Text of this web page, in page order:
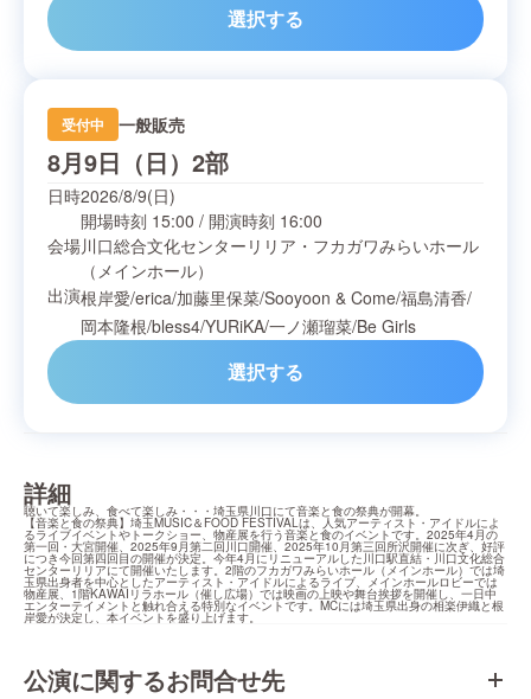
選択する
受付中 一般販売
8月9日（日）2部
日時2026/8/9(日)
開場時刻 15:00 / 開演時刻 16:00
会場川口総合文化センターリリア・フカガワみらいホール
（メインホール）
出演根岸愛/erica/加藤里保菜/Sooyoon & Come/福島清香/
岡本隆根/bless4/YURiKA/一ノ瀬瑠菜/Be Girls
選択する
詳細
聴いて楽しみ、食べて楽しみ・・・埼玉県川口にて音楽と食の祭典が開幕。
【音楽と食の祭典】埼玉MUSIC＆FOOD FESTIVALは、人気アーティスト・アイドルによ
るライブイベントやトークショー、物産展を行う音楽と食のイベントです。2025年4月の
第一回・大宮開催、2025年9月第二回川口開催、2025年10月第三回所沢開催に次ぎ、好評
につき今回第四回目の開催が決定。今年4月にリニューアルした川口駅直結・川口文化総合
センターリリアにて開催いたします。2階のフカガワみらいホール（メインホール）では埼
玉県出身者を中心としたアーティスト・アイドルによるライブ、メインホールロビーでは
物産展、1階KAWAIリラホール（催し広場）では映画の上映や舞台挨拶を開催し、一日中
エンターテイメントと触れ合える特別なイベントです。MCには埼玉県出身の相楽伊織と根
岸愛が決定し、本イベントを盛り上げます。
公演に関するお問合せ先